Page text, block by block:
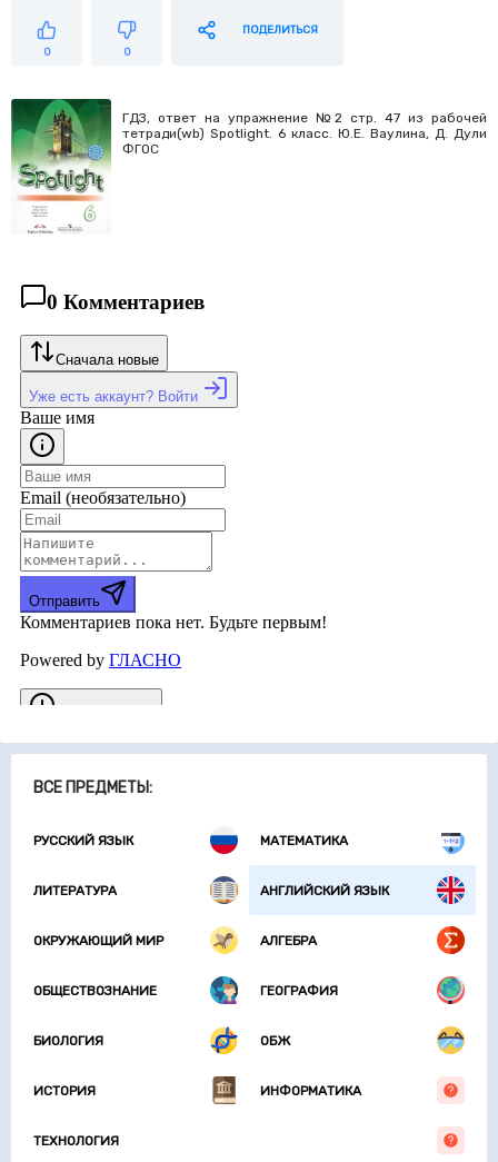
ВСЕ ПРЕДМЕТЫ:
РУССКИЙ ЯЗЫК МАТЕМАТИКА
ЛИТЕРАТУРА АНГЛИЙСКИЙ ЯЗЫК
ОКРУЖАЮЩИЙ МИР АЛГЕБРА
ОБЩЕСТВОЗНАНИЕ ГЕОГРАФИЯ
БИОЛОГИЯ ОБЖ
ИСТОРИЯ ИНФОРМАТИКА
ТЕХНОЛОГИЯ
0 0
ПОДЕЛИТЬСЯ
ГДЗ, ответ на упражнение №2 стр. 47 из рабочей
тетради(wb) Spotlight. 6 класс. Ю.Е. Ваулина, Д. Дули
ФГОС